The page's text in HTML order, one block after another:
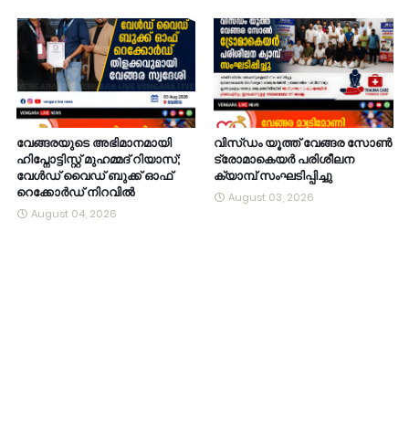
വേങ്ങരയുടെ അഭിമാനമായി
ഹിപ്നോട്ടിസ്റ്റ് മുഹമ്മദ് റിയാസ്;
വേൾഡ് വൈഡ് ബുക്ക് ഓഫ്
റെക്കോർഡ് നിറവിൽ
August 04, 2026
വിസ്ഡം യൂത്ത് വേങ്ങര സോൺ
ട്രോമാകെയർ പരിശീലന
ക്യാമ്പ് സംഘടിപ്പിച്ചു
August 03, 2026